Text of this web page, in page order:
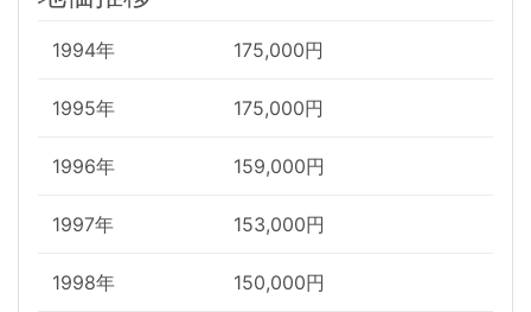
1994年 175,000円
1995年 175,000円
1996年 159,000円
1997年 153,000円
1998年 150,000円